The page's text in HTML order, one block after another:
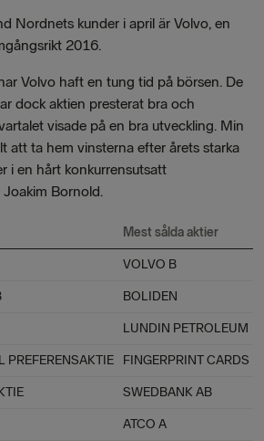
Nordnets kunder i april är Volvo, en
2016.
Volvo haft en tung tid på börsen. De
dock aktien presterat bra och
visade på en bra utveckling. Min
att ta hem vinsterna efter årets starka
i en hårt konkurrensutsatt
Bornold.
Mest sålda aktier
VOLVO B
BOLIDEN
LUNDIN PETROLEUM
PREFERENSAKTIE FINGERPRINT CARDS B
SWEDBANK AB
ATCO A